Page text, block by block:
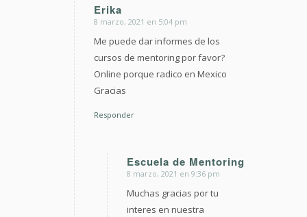
Erika
Dice:
8 marzo, 2021 en 5:04 pm
Me puede dar informes de los
cursos de mentoring por favor?
Online porque radico en Mexico
Gracias
Responder
Escuela de Mentoring
Dice:
8 marzo, 2021 en 9:36 pm
Muchas gracias por tu
interes en nuestra